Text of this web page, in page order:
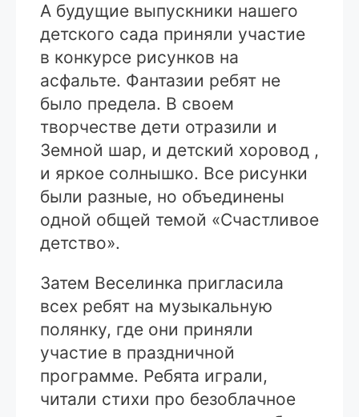
А будущие выпускники нашего
детского сада приняли участие
в конкурсе рисунков на
асфальте. Фантазии ребят не
было предела. В своем
творчестве дети отразили и
Земной шар, и детский хоровод ,
и яркое солнышко. Все рисунки
были разные, но объединены
одной общей темой «Счастливое
детство».
Затем Веселинка пригласила
всех ребят на музыкальную
полянку, где они приняли
участие в праздничной
программе. Ребята играли,
читали стихи про безоблачное